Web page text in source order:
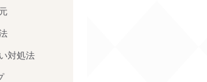
対処法